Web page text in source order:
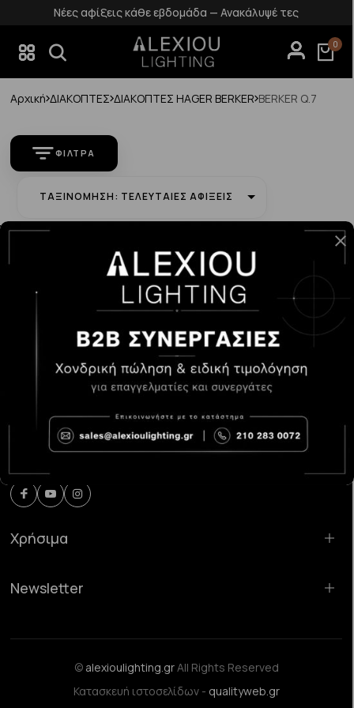
Νέες αφίξεις κάθε εβδομάδα — Ανακάλυψέ τες
0
Αρχική ΔΙΑΚΟΠΤΕΣ ΔΙΑΚΟΠΤΕΣ HAGER BERKER BERKER Q.7
ΦΊΛΤΡΑ
ΤΑΞΙΝΌΜΗΣΗ: ΤΕΛΕΥΤΑΊΕΣ ΑΦΊΞΕΙΣ
sales@alexioulighting.gr
Τηλέφωνο:210 283 0072
Χρήσιμα
Newsletter
© alexioulighting.grAll Rights Reserved
Κατασκευή ιστοσελίδων - qualityweb.gr